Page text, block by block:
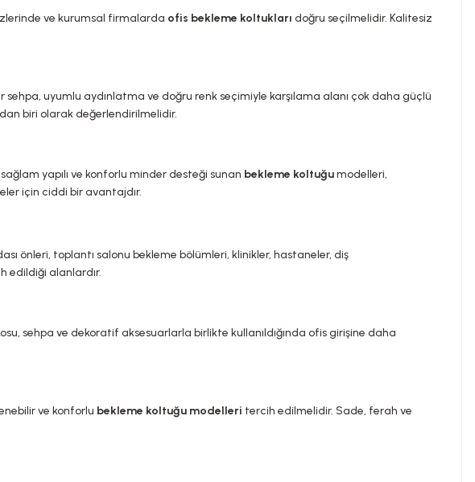
ve kurumsal firmalarda ofis bekleme koltukları doğru seçilmelidir. Kalitesiz
sehpa, uyumlu aydınlatma ve doğru renk seçimiyle karşılama alanı çok daha güçlü
biri olarak değerlendirilmelidir.
yapılı ve konforlu minder desteği sunan bekleme koltuğumodelleri,
için ciddi bir avantajdır.
önleri, toplantı salonu bekleme bölümleri, klinikler, hastaneler, diş
edildiği alanlardır.
sehpa ve dekoratif aksesuarlarla birlikte kullanıldığında ofis girişine daha
ve konforlu bekleme koltuğu modelleri tercih edilmelidir. Sade, ferah ve